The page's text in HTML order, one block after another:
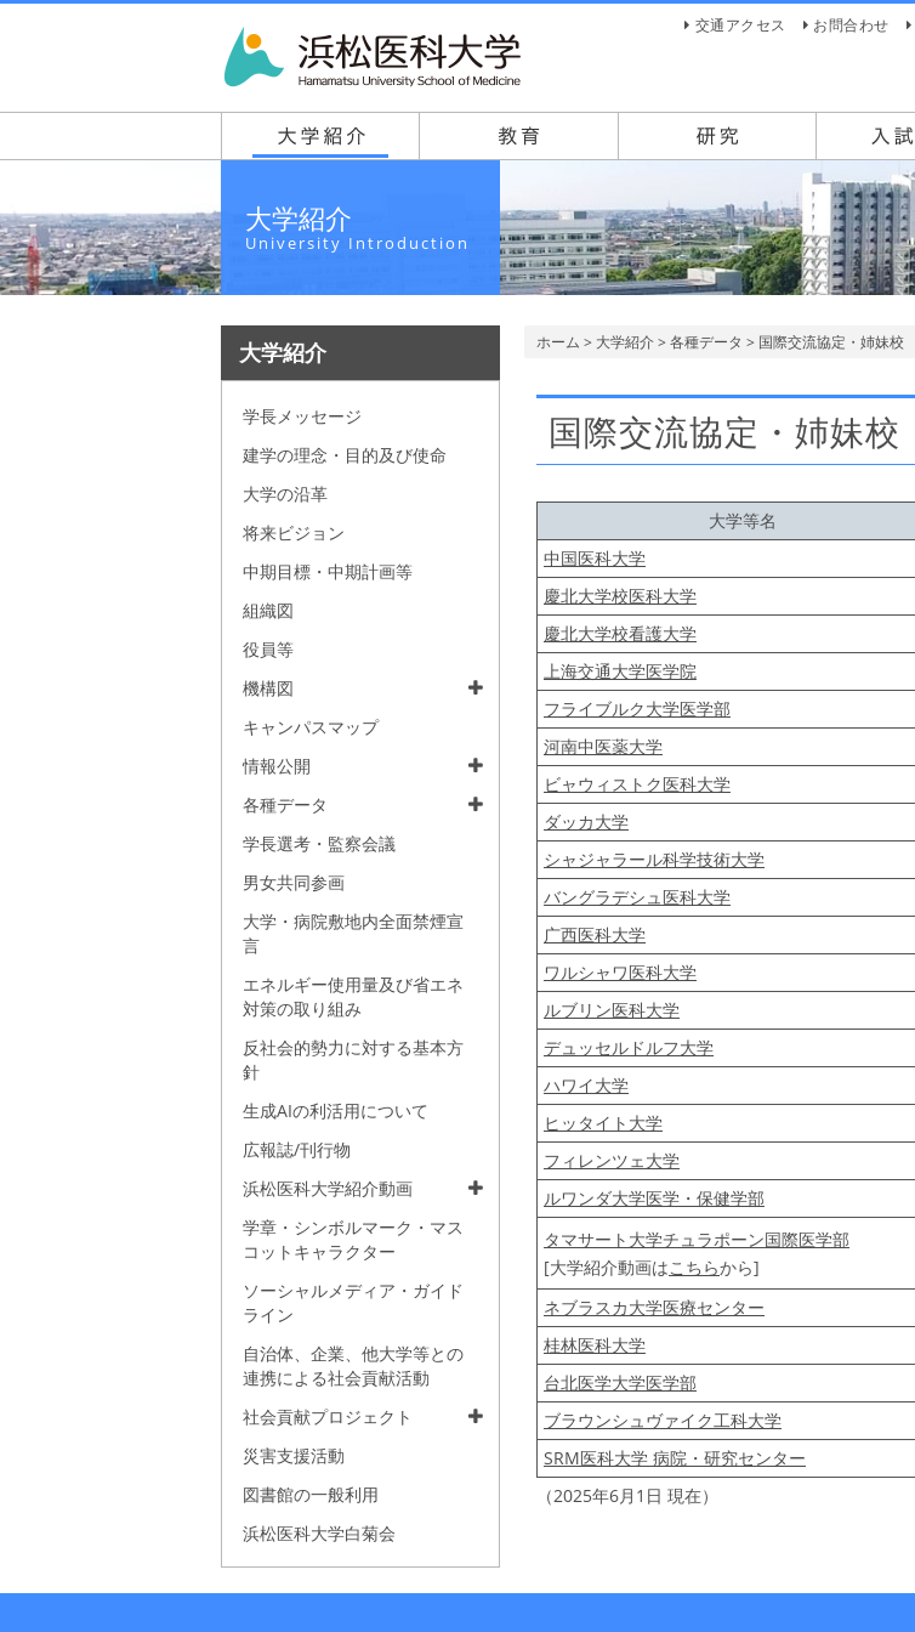
交通アクセス お問合わせ
大学紹介
University Introduction
ホーム > 大学紹介> 各種データ > 国際交流協定・姉妹校
国際交流協定・姉妹校
大学等名
中国医科大学
慶北大学校医科大学
慶北大学校看護大学
上海交通大学医学院
フライブルク大学医学部
河南中医薬大学
ビャウィストク医科大学
ダッカ大学
シャジャラール科学技術大学
バングラデシュ医科大学
广西医科大学
ワルシャワ医科大学
ルブリン医科大学
デュッセルドルフ大学
ハワイ大学
ヒッタイト大学
フィレンツェ大学
ルワンダ大学医学・保健学部
タマサート大学チュラポーン国際医学部
[大学紹介動画はこちらから]
ネブラスカ大学医療センター
桂林医科大学
台北医学大学医学部
ブラウンシュヴァイク工科大学
SRM医科大学 病院・研究センター
（2025年6月1日 現在）
大学紹介
学長メッセージ
建学の理念・目的及び使命
大学の沿革
将来ビジョン
中期目標・中期計画等
組織図
役員等
機構図
キャンパスマップ
情報公開
各種データ
学長選考・監察会議
男女共同参画
大学・病院敷地内全面禁煙宣
言
エネルギー使用量及び省エネ
対策の取り組み
反社会的勢力に対する基本方
針
生成AIの利活用について
広報誌/刊行物
浜松医科大学紹介動画
学章・シンボルマーク・マス
コットキャラクター
ソーシャルメディア・ガイド
ライン
自治体、企業、他大学等との
連携による社会貢献活動
社会貢献プロジェクト
災害支援活動
図書館の一般利用
浜松医科大学白菊会